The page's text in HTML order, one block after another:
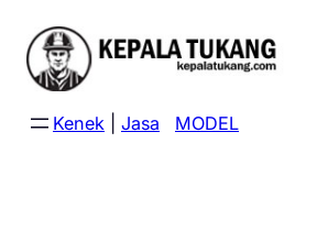
content
Kenek Jasa MODEL